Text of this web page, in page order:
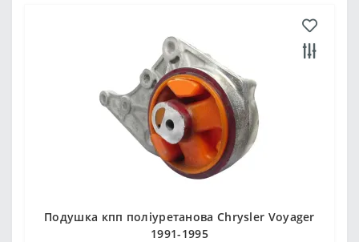
Подушка кпп поліуретанова Chrysler Voyager
1991-1995